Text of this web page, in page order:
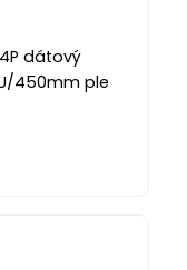
4P dátový
450mm ple